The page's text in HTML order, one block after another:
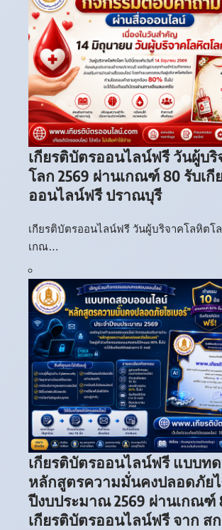
เกียรติบัตรออนไลน์ฟรี วันผู้บ
โลก 2569 ผ่านเกณฑ์ 80 รับเกี
ออนไลน์ฟรี ปราณบุรี
เกียรติบัตรออนไลน์ฟรี วันผู้บริจาคโลหิตโ
เกณ…
เกียรติบัตรออนไลน์ฟรี แบบท
หลักสูตรความมั่นคงปลอดภัยไ
ปีงบประมาณ 2569 ผ่านเกณฑ์
เกียรติบัตรออนไลน์ฟรี จาก ส